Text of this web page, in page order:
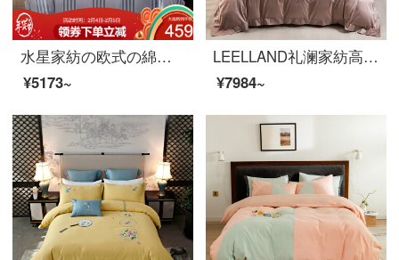
水星家紡の欧式の綿の刺繍の寝具のシーツカバーが軽い贅沢な四点セットのエドガー1.8メートルのベッド（適応220*240芯）になっています。
¥5173~
LEELLAND礼澜家紡高級新中国式100本の綿糸刺繍ベッド用品四点セットの純綿ベッドセット酔江南-玉四点セット1.8-2.0メートルベッド/220*240 cm
¥7984~